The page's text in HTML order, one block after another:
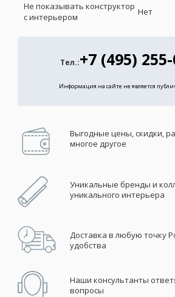
Не показывать конструктор
с интерьером
Нет
Тел.:+7 (495)
Информация на сайте не является
Выгодные цены, скидки,
многое другое
Уникальные бренды и
уникального интерьера
Доставка в любую точку
удобства
Наши консультанты
вопросы